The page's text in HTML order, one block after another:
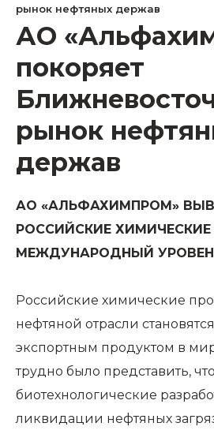
рынок нефтяных держав
АО
покоряет
рынок
держав
АО «АЛЬФАХИМПРОМ»
РОССИЙСКИЕ
МЕЖДУНАРОДНЫЙ
Российские химические
нефтяной отрасли
экспортным продуктом в
трудно было представить,
биотехнологические
ликвидации нефтяных